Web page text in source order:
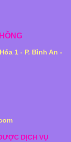
1 - P. Bình An -
DỊCH VỤ